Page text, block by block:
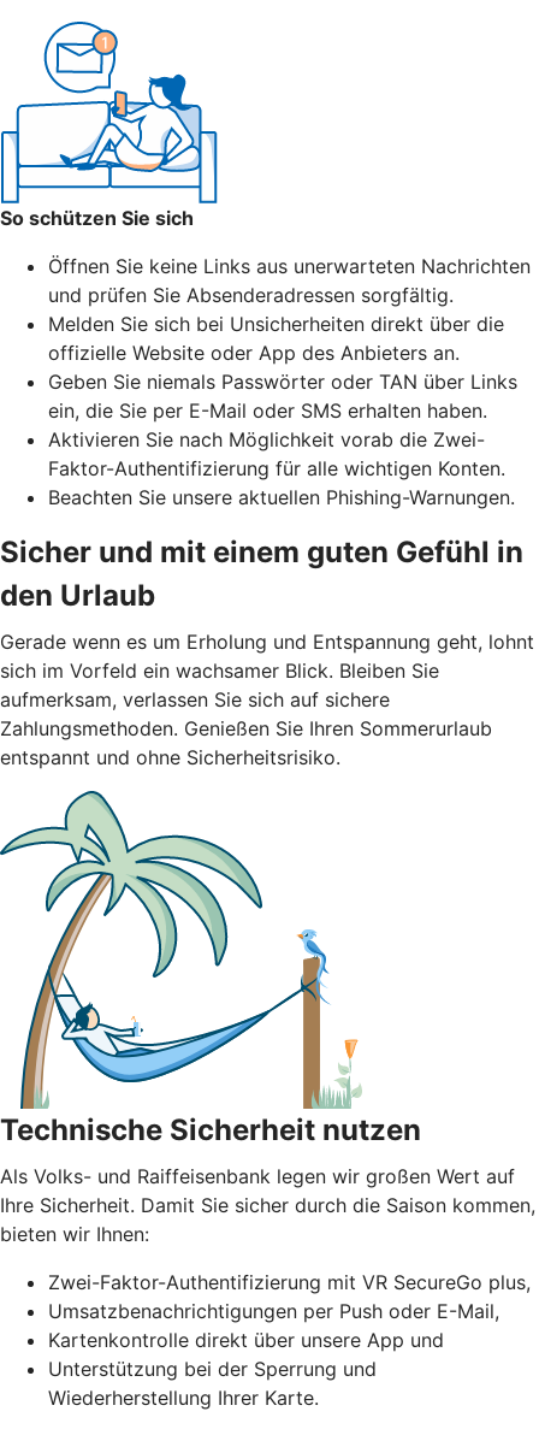
So schützen Sie sich
Öffnen Sie keine Links aus unerwarteten Nachrichten
und prüfen Sie Absenderadressen sorgfältig.
Melden Sie sich bei Unsicherheiten direkt über die
offizielle Website oder App des Anbieters an.
Geben Sie niemals Passwörter oder TAN über Links
ein, die Sie per E-Mail oder SMS erhalten haben.
Aktivieren Sie nach Möglichkeit vorab die Zwei-
Faktor-Authentifizierung für alle wichtigen Konten.
Beachten Sie unsere aktuellen Phishing-Warnungen.
Sicher und mit einem guten Gefühl in
den Urlaub
Gerade wenn es um Erholung und Entspannung geht, lohnt
sich im Vorfeld ein wachsamer Blick. Bleiben Sie
aufmerksam, verlassen Sie sich auf sichere
Zahlungsmethoden. Genießen Sie Ihren Sommerurlaub
entspannt und ohne Sicherheitsrisiko.
Technische Sicherheit nutzen
Als Volks- und Raiffeisenbank legen wir großen Wert auf
Ihre Sicherheit. Damit Sie sicher durch die Saison kommen,
bieten wir Ihnen:
Zwei-Faktor-Authentifizierung mit VR SecureGo plus,
Umsatzbenachrichtigungen per Push oder E-Mail,
Kartenkontrolle direkt über unsere App und
Unterstützung bei der Sperrung und
Wiederherstellung Ihrer Karte.